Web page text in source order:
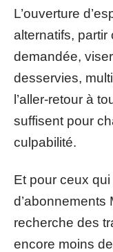
L’ouverture
alternatifs,
demandée,
desservies,
l’aller-retour à
suffisent pour
culpabilité.
Et pour ceux
d’abonnements
recherche des
encore moins